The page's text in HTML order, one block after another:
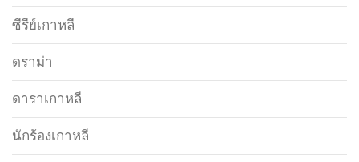
ซีรีย์เกาหลี
ดราม่า
ดาราเกาหลี
นักร้องเกาหลี